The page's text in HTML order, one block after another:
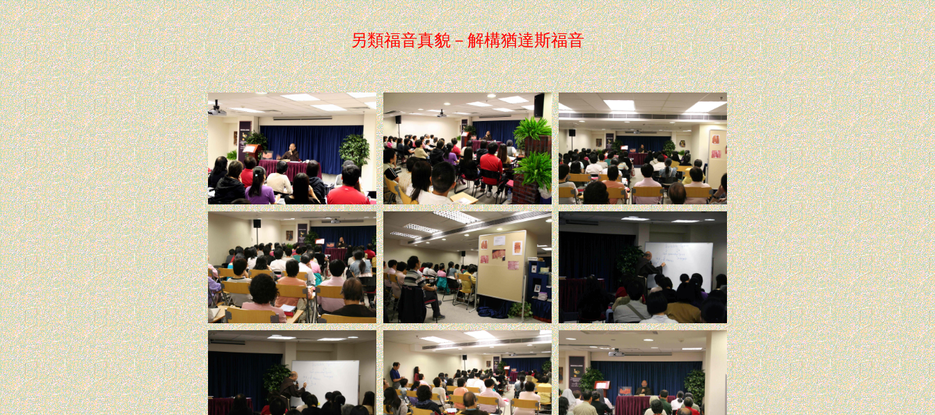
另類福音真貌－解構猶達斯福音